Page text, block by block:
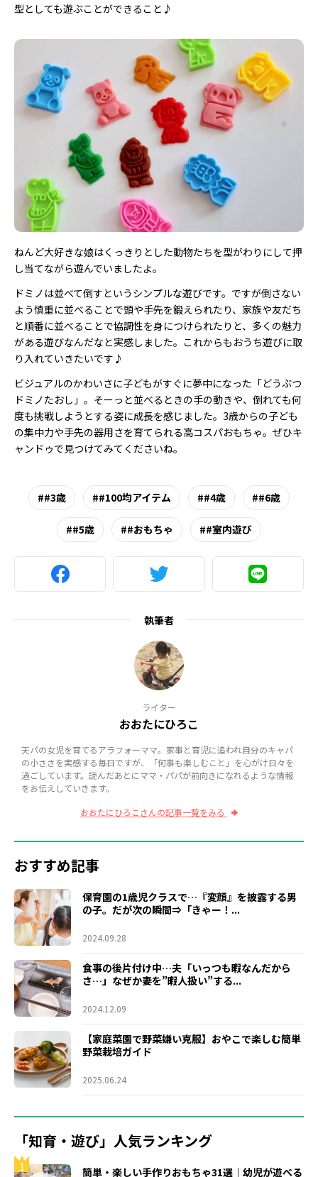
型としても遊ぶことができること♪
ねんど大好きな娘はくっきりとした動物たちを型がわりにして押
し当てながら遊んでいましたよ。
ドミノは並べて倒すというシンプルな遊びです。ですが倒さない
よう慎重に並べることで頭や手先を鍛えられたり、家族や友だち
と順番に並べることで協調性を身につけられたりと、多くの魅力
がある遊びなんだなと実感しました。これからもおうち遊びに取
り入れていきたいです♪
ビジュアルのかわいさに子どもがすぐに夢中になった「どうぶつ
ドミノたおし」。そーっと並べるときの手の動きや、倒れても何
度も挑戦しようとする姿に成長を感じました。3歳からの子ども
の集中力や手先の器用さを育てられる高コスパおもちゃ。ぜひキ
ャンドゥで見つけてみてくださいね。
#3歳 #100均アイテム #4歳 #6歳
#5歳 #おもちゃ #室内遊び
執筆者
ライター
おおたにひろこ
天パの女児を育てるアラフォーママ。家事と育児に追われ自分のキャパ
の小ささを実感する毎日ですが、「何事も楽しむこと」を心がけ日々を
過ごしています。読んだあとにママ・パパが前向きになれるような情報
をお伝えしていきます。
おおたにひろこさんの記事一覧をみる
おすすめ記事
保育園の1歳児クラスで…『変顔』を披露する男
の子。だが次の瞬間⇒「きゃー！...
2024.09.28
食事の後片付け中…夫「いっつも暇なんだから
さ…」なぜか妻を”暇人扱い”する...
2024.12.09
【家庭菜園で野菜嫌い克服】おやこで楽しむ簡単
野菜栽培ガイド
2025.06.24
「知育・遊び」人気ランキング
1 簡単・楽しい手作りおもちゃ31選｜幼児が遊べる